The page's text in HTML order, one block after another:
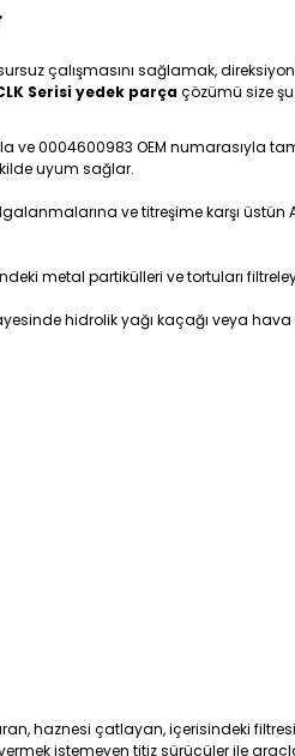
çalışmasını sağlamak,
Serisi yedek parçaçözümü size
ve 0004600983 OEM numarasıyla
uyum sağlar.
ve titreşime karşı
metal partikülleri ve tortuları
hidrolik yağı kaçağı veya
haznesi çatlayan, içerisindeki
istemeyen titiz sürücüler ile